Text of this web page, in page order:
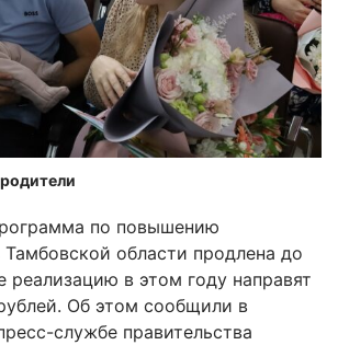
по повышению
области продлена до
реализацию в этом году направят
Об этом сообщили в
службе правительства